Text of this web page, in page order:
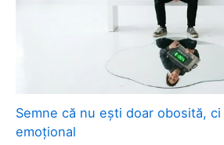
Semne că nu ești doar obosită,
emoțional